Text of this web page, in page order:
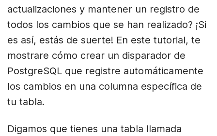
actualizaciones y mantener un registro de
todos los cambios que se han realizado? ¡Si
es así, estás de suerte! En este tutorial, te
mostrare cómo crear un disparador de
PostgreSQL que registre automáticamente
los cambios en una columna específica de
tu tabla.
Digamos que tienes una tabla llamada